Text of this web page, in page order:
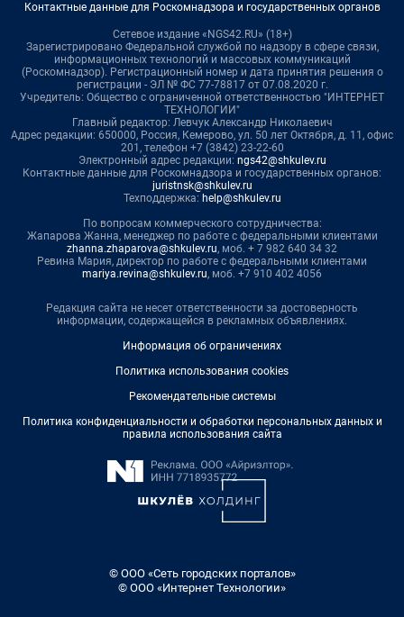
Контактные данные для Роскомнадзора и государственных органов
Сетевое издание «NGS42.RU» (18+)
Зарегистрировано Федеральной службой по надзору в сфере связи,
информационных технологий и массовых коммуникаций
(Роскомнадзор). Регистрационный номер и дата принятия решения о
регистрации - ЭЛ № ФС 77-78817 от 07.08.2020 г.
Учредитель: Общество с ограниченной ответственностью "ИНТЕРНЕТ
ТЕХНОЛОГИИ"
Главный редактор: Левчук Александр Николаевич
Адрес редакции: 650000, Россия, Кемерово, ул. 50 лет Октября, д. 11, офис
201, телефон +7 (3842) 23-22-60
Электронный адрес редакции: ngs42@shkulev.ru
Контактные данные для Роскомнадзора и государственных органов:
juristnsk@shkulev.ru
Техподдержка: help@shkulev.ru
По вопросам коммерческого сотрудничества:
Жапарова Жанна, менеджер по работе с федеральными клиентами
zhanna.zhaparova@shkulev.ru, моб. + 7 982 640 34 32
Ревина Мария, директор по работе с федеральными клиентами
mariya.revina@shkulev.ru, моб. +7 910 402 4056
Редакция сайта не несет ответственности за достоверность
информации, содержащейся в рекламных объявлениях.
Информация об ограничениях
Политика использования cookies
Рекомендательные системы
Политика конфиденциальности и обработки персональных данных и
правила использования сайта
© ООО «Сеть городских порталов»
© ООО «Интернет Технологии»